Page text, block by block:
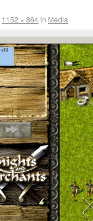
1152 × 864in Media